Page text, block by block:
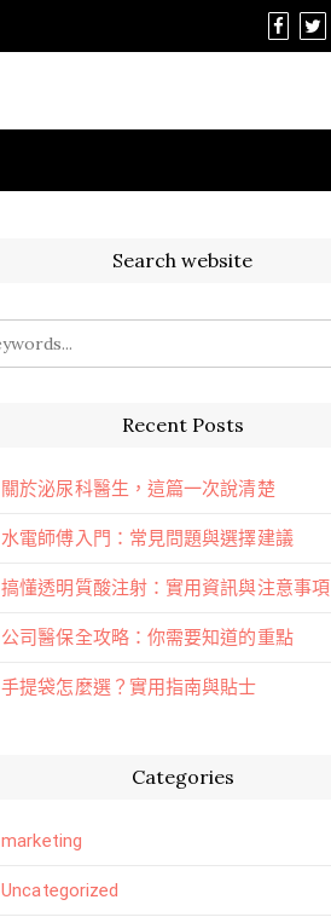
Search website
Recent Posts
關於泌尿科醫生，這篇一次說清楚
水電師傅入門：常見問題與選擇建議
搞懂透明質酸注射：實用資訊與注意事項
公司醫保全攻略：你需要知道的重點
手提袋怎麼選？實用指南與貼士
Categories
marketing
Uncategorized